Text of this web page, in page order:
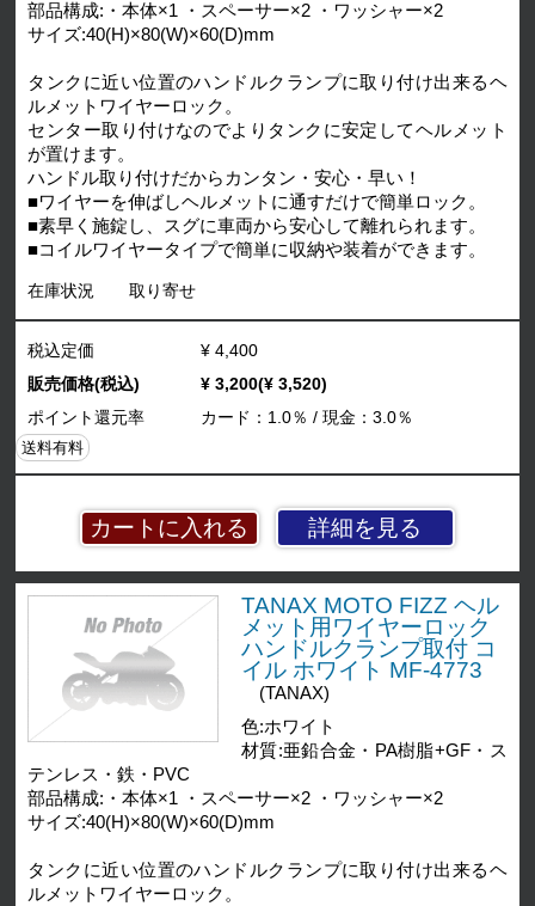
部品構成:・本体×1 ・スペーサー×2 ・ワッシャー×2
サイズ:40(H)×80(W)×60(D)mm
タンクに近い位置のハンドルクランプに取り付け出来るヘ
ルメットワイヤーロック。
センター取り付けなのでよりタンクに安定してヘルメット
が置けます。
ハンドル取り付けだからカンタン・安心・早い！
■ワイヤーを伸ばしヘルメットに通すだけで簡単ロック。
■素早く施錠し、スグに車両から安心して離れられます。
■コイルワイヤータイプで簡単に収納や装着ができます。
在庫状況 取り寄せ
詳細を見る
税込定価
¥ 4,400
販売価格(税込)
¥ 3,200(¥ 3,520)
ポイント還元率
カード：1.0％ / 現金：3.0％
送料有料
TANAX MOTO FIZZ ヘル
メット用ワイヤーロック
ハンドルクランプ取付 コ
イル ホワイト MF-4773
(TANAX)
色:ホワイト
材質:亜鉛合金・PA樹脂+GF・ス
テンレス・鉄・PVC
部品構成:・本体×1 ・スペーサー×2 ・ワッシャー×2
サイズ:40(H)×80(W)×60(D)mm
タンクに近い位置のハンドルクランプに取り付け出来るヘ
ルメットワイヤーロック。